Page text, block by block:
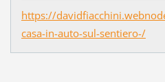
https://
casa-in-auto-sul-sentiero-/